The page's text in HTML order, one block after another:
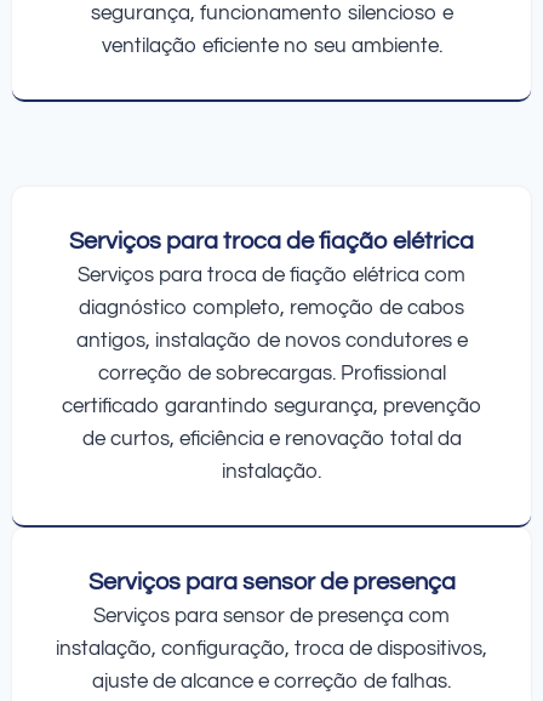
segurança, funcionamento silencioso e
ventilação eficiente no seu ambiente.
Serviços para troca de fiação elétrica
Serviços para troca de fiação elétrica com
diagnóstico completo, remoção de cabos
antigos, instalação de novos condutores e
correção de sobrecargas. Profissional
certificado garantindo segurança, prevenção
de curtos, eficiência e renovação total da
instalação.
Serviços para sensor de presença
Serviços para sensor de presença com
instalação, configuração, troca de dispositivos,
ajuste de alcance e correção de falhas.